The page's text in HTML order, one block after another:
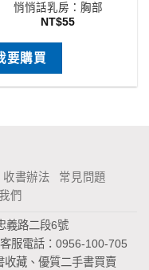
悄悄話乳房：胸部
NT$55
要購買
收書辦法
常見問題
們
義路二段6號
客服電話：0956-100-705
藏、優質二手書買賣